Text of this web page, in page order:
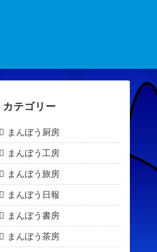
カテゴリー
まんぼう厨房
まんぼう工房
まんぼう旅房
まんぼう日報
まんぼう書房
まんぼう茶房